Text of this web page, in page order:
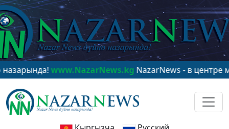
www.NazarNews.kgNazarNews - в центре